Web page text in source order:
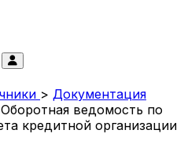
> Документация
Оборотная ведомость по
кредитной организации